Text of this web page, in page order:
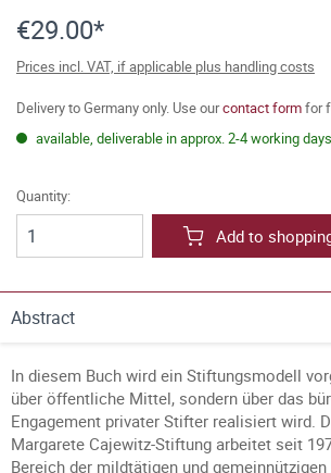
€29.00*
Prices incl. VAT, if applicable plus handling costs
Delivery to Germany only. Use ourcontact formfor
available, deliverable in approx. 2-4 working days
Quantity:
Add to
Abstract
In diesem Buch wird ein Stiftungsmodell
über öffentliche Mittel, sondern über das
Engagement privater Stifter realisiert wird.
Margarete Cajewitz-Stiftung arbeitet seit
Bereich der mildtätigen und